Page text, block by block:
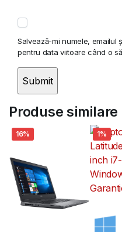
Salvează-mi numele, emailul
pentru data viitoare când o
Produse similare
16% 1%